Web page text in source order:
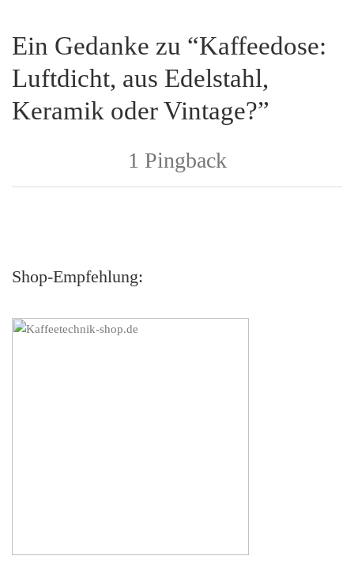
Ein Gedanke zu “Kaffeedose:
Luftdicht, aus Edelstahl,
Keramik oder Vintage?”
1 Pingback
Shop-Empfehlung: